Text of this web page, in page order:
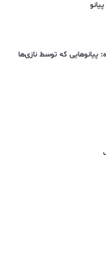
پیانوهایی که توسط نازی‌ها